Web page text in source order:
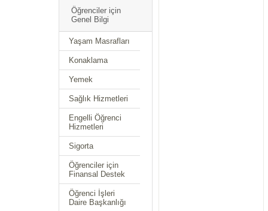
Öğrenciler için
Genel Bilgi
Yaşam Masrafları
Konaklama
Yemek
Sağlık Hizmetleri
Engelli Öğrenci
Hizmetleri
Sigorta
Öğrenciler için
Finansal Destek
Öğrenci İşleri
Daire Başkanlığı